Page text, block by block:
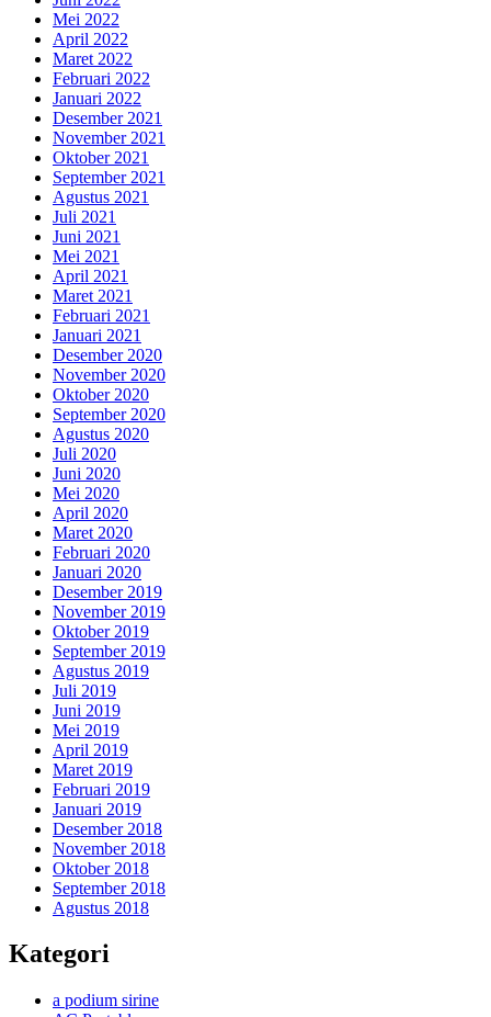
Mei 2022
April 2022
Maret 2022
Februari 2022
Januari 2022
Desember 2021
November 2021
Oktober 2021
September 2021
Agustus 2021
Juli 2021
Juni 2021
Mei 2021
April 2021
Maret 2021
Februari 2021
Januari 2021
Desember 2020
November 2020
Oktober 2020
September 2020
Agustus 2020
Juli 2020
Juni 2020
Mei 2020
April 2020
Maret 2020
Februari 2020
Januari 2020
Desember 2019
November 2019
Oktober 2019
September 2019
Agustus 2019
Juli 2019
Juni 2019
Mei 2019
April 2019
Maret 2019
Februari 2019
Januari 2019
Desember 2018
November 2018
Oktober 2018
September 2018
Agustus 2018
Kategori
a podium sirine